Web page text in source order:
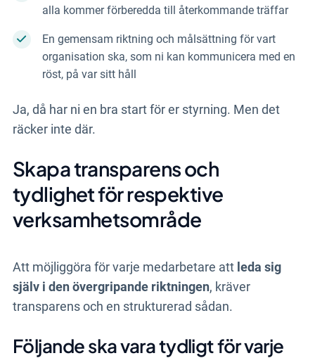
alla kommer förberedda till återkommande träffar
En gemensam riktning och målsättning för vart
organisation ska, som ni kan kommunicera med en
röst, på var sitt håll
Ja, då har ni en bra start för er styrning. Men det
räcker inte där.
Skapa transparens och
tydlighet för respektive
verksamhetsområde
Att möjliggöra för varje medarbetare att leda sig
själv i den övergripande riktningen, kräver
transparens och en strukturerad sådan.
Följande ska vara tydligt för varje